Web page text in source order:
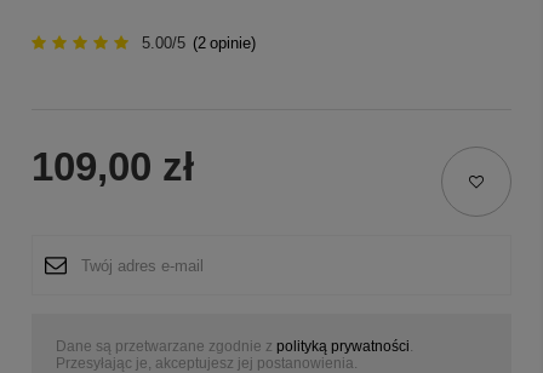
5.00/5 (2 opinie)
109,00 zł
Dane są przetwarzane zgodnie z polityką prywatności
Przesyłając je, akceptujesz jej postanowienia.